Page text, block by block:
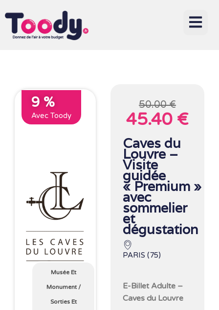
9 %
Avec Toody
Musée Et
Monument/
Sorties Et
50.00 €
45.40 €
Caves du
Louvre –
Visite
guidée
« Premium »
avec
sommelier
et
dégustation
PARIS (75)
E-Billet Adulte –
Caves du Louvre